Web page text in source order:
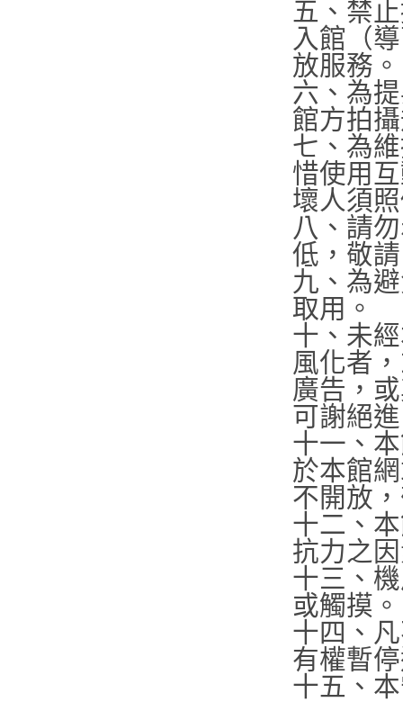
五、禁
入館（
放服務。
六、為
館方拍
七、為
惜使用
壞人須
八、請
低，敬
九、為
取用。
十、未
風化者
廣告，
可謝絕
十一、
於本館
不開放
十二、
抗力之
十三、
或觸摸。
十四、
有權暫
十五、